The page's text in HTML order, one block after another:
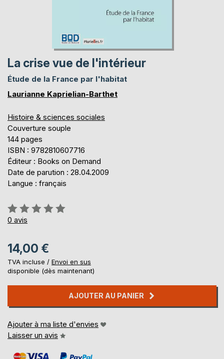
La crise vue de l'intérieur
Étude de la France par l'habitat
Laurianne Kaprielian-Barthet
Histoire & sciences sociales
Couverture souple
144 pages
ISBN : 9782810607716
Éditeur : Books on Demand
Date de parution : 28.04.2009
Langue : français
Évaluation:
0%
0 avis
14,00 €
TVA incluse / Envoi en sus
disponible (dès maintenant)
AJOUTER AU PANIER
Ajouter à ma liste d'envies
Laisser un avis